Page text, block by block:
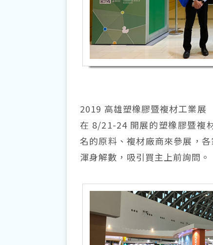
2019 高雄塑橡膠暨複材工業展
在 8/21-24 開展的塑橡膠暨複
名的原料、複材廠商來參展，
渾身解數，吸引買主上前詢問。